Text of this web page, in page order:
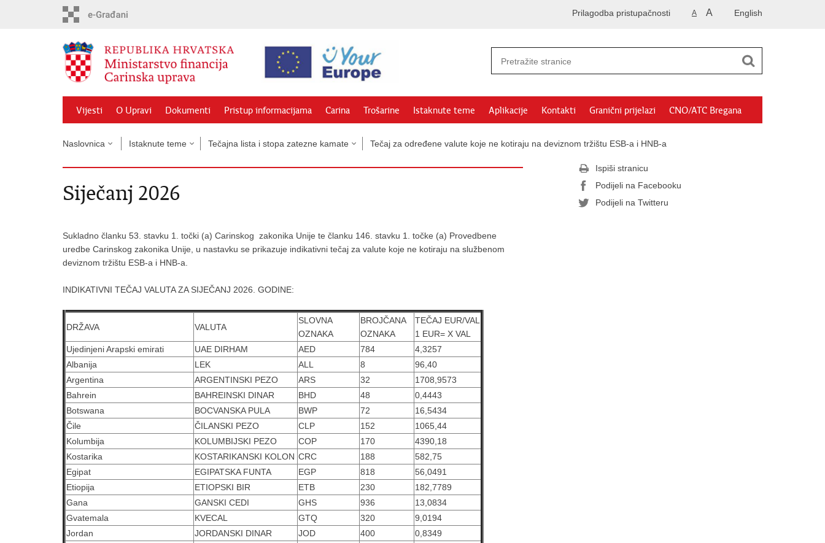
English
A A
Prilagodba pristupačnosti
Vijesti O Upravi Dokumenti Pristup informacijama Carina Trošarine Istaknute teme Aplikacije Kontakti Granični prijelazi CNO/ATC Bregana
Naslovnica Istaknute teme Tečajna lista i stopa zatezne kamate Tečaj za određene valute koje ne kotiraju na deviznom tržištu ESB-a i HNB-a
Siječanj 2026
Sukladno članku 53. stavku 1. točki (a) Carinskog zakonika Unije te članku 146. stavku 1. točke (a) Provedbene
uredbe Carinskog zakonika Unije, u nastavku se prikazuje indikativni tečaj za valute koje ne kotiraju na službenom
deviznom tržištu ESB-a i HNB-a.
INDIKATIVNI TEČAJ VALUTA ZA SIJEČANJ 2026. GODINE:
DRŽAVA VALUTA
SLOVNA
OZNAKA
BROJČANA
OZNAKA
TEČAJ EUR/VAL
1 EUR= X VAL
Ujedinjeni Arapski emirati
UAE DIRHAM AED 784
4,3257
Albanija
LEK ALL 8
96,40
Argentina
ARGENTINSKI PEZO ARS 32
1708,9573
Bahrein
BAHREINSKI DINAR BHD 48
0,4443
Botswana
BOCVANSKA PULA BWP 72
16,5434
Čile
ČILANSKI PEZO CLP 152
1065,44
Kolumbija
KOLUMBIJSKI PEZO COP 170
4390,18
Kostarika
KOSTARIKANSKI KOLON CRC 188
582,75
Egipat
EGIPATSKA FUNTA EGP 818
56,0491
Etiopija
ETIOPSKI BIR ETB 230
182,7789
Gana
GANSKI CEDI GHS 936
13,0834
Gvatemala
KVECAL GTQ 320
9,0194
Jordan
JORDANSKI DINAR JOD 400
0,8349
Ispiši stranicu
Podijeli na Facebooku
Podijeli na Twitteru